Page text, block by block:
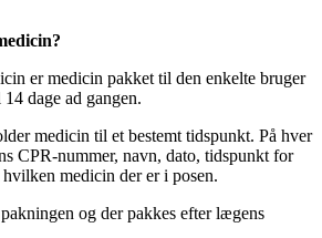
er medicin pakket til den enkelte bruger
dage ad gangen.
medicin til et bestemt tidspunkt. På hver
CPR-nummer, navn, dato, tidspunkt for
hvilken medicin der er i posen.
og der pakkes efter lægens